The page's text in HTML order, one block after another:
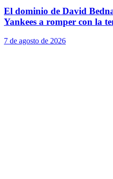
El dominio de David
Yankees a romper con la
7 de agosto de 2026